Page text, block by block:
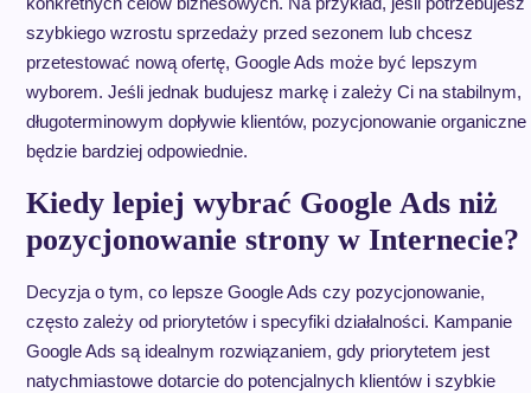
szybkiego wzrostu sprzedaży przed sezonem lub chcesz
przetestować nową ofertę, Google Ads może być lepszym
wyborem. Jeśli jednak budujesz markę i zależy Ci na stabilnym,
długoterminowym dopływie klientów, pozycjonowanie organiczne
będzie bardziej odpowiednie.
Kiedy lepiej wybrać Google Ads niż
pozycjonowanie strony w Internecie?
Decyzja o tym, co lepsze Google Ads czy pozycjonowanie,
często zależy od priorytetów i specyfiki działalności. Kampanie
Google Ads są idealnym rozwiązaniem, gdy priorytetem jest
natychmiastowe dotarcie do potencjalnych klientów i szybkie